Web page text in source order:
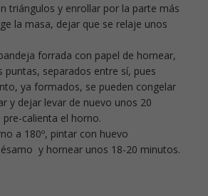
triángulos y enrollar por la parte más
la masa, dejar que se relaje unos
forrada con papel de hornear,
puntas, separados entre sí, pues
ya formados, se pueden congelar
y dejar levar de nuevo unos 20
calienta el horno.
a 180º, pintar con huevo
y hornear unos 18-20 minutos.